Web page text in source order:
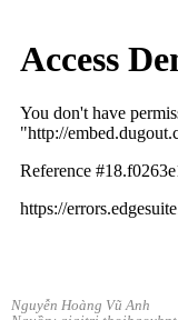
Nguyễn Hoàng Vũ Anh